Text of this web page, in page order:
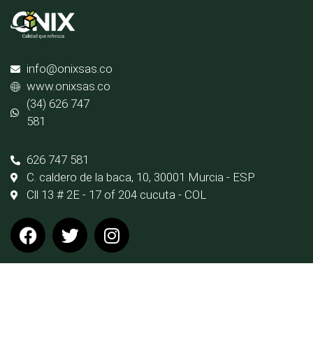
info@onixsas.co
www.onixsas.co
(34) 626 747
581
626 747 581
C. caldero de la baca, 10, 30001 Murcia - ESP
Cll 13 # 2E - 17 of 204 cucuta - COL